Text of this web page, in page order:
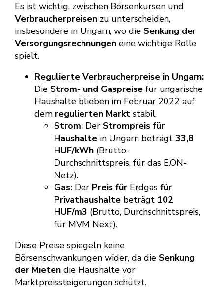
Es ist wichtig, zwischen Börsenkursen und
Verbraucherpreisen zu unterscheiden,
insbesondere in Ungarn, wo die Senkung der
Versorgungsrechnungen eine wichtige Rolle
spielt.
Regulierte Verbraucherpreise in Ungarn:
Die Strom- und Gaspreise für ungarische
Haushalte blieben im Februar 2022 auf
dem regulierten Markt stabil.
Strom: Der Strompreis für
Haushalte in Ungarn beträgt 33,8
HUF/kWh (Brutto-
Durchschnittspreis, für das E.ON-
Netz).
Gas: Der Preis für Erdgas für
Privathaushalte beträgt 102
HUF/m3 (Brutto, Durchschnittspreis,
für MVM Next).
Diese Preise spiegeln keine
Börsenschwankungen wider, da die Senkung
der Mieten die Haushalte vor
Marktpreissteigerungen schützt.